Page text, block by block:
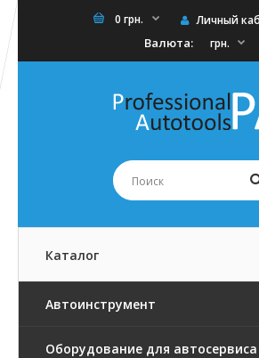
0 грн. Личный
Валюта: грн.
Каталог
Автоинструмент
Оборудование для автосервиса